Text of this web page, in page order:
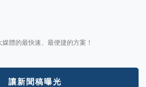
體的最快速、最便捷的方案！
讓新聞稿曝光